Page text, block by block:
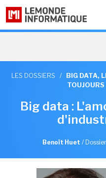
LES DOSSIERS /
BIG DATA,
Big data :
Benoît Huet /